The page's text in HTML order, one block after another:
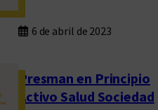
6 de abril de 2023
Presman en Principio
Activo Salud Sociedad